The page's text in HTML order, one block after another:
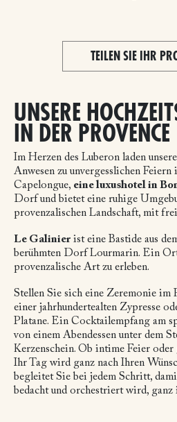
TEILEN SIE IHR
UNSERE
IN DER PROVENCE
Im Herzen des Luberon laden
Anwesen zu unvergesslichen
Capelongue, eine luxushotel in
Dorf und bietet eine ruhige
provenzalischen Landschaft, mit
Le Galinier ist eine Bastide aus
berühmten Dorf Lourmarin. Ein
provenzalische Art zu erleben.
Stellen Sie sich eine Zeremonie im
einer jahrhundertealten Zypresse
Platane. Ein Cocktailempfang am
von einem Abendessen unter dem
Kerzenschein. Ob intime Feier
Ihr Tag wird ganz nach Ihren
begleitet Sie bei jedem Schritt,
bedacht und orchestriert wird, ganz